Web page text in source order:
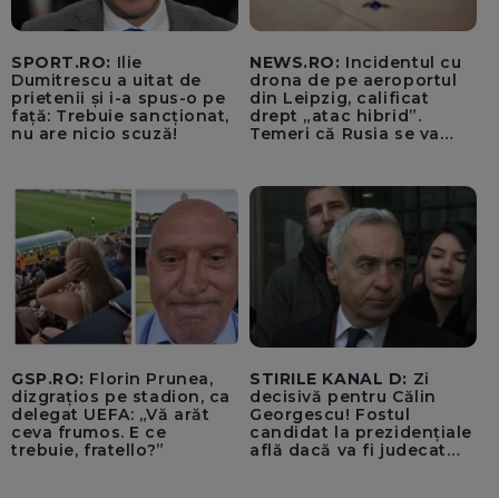
SPORT.RO: Ilie
Dumitrescu a uitat de
prietenii și i-a spus-o pe
față: Trebuie sancționat,
nu are nicio scuză!
NEWS.RO: Incidentul cu
drona de pe aeroportul
din Leipzig, calificat
drept „atac hibrid”.
Temeri că Rusia se va
neagă informațiile că
avioanele ucrainene din
apropierea dronei ar fi
fost încărcate cu muniție
GSP.RO: Florin Prunea,
dizgrațios pe stadion, ca
delegat UEFA: „Vă arăt
ceva frumos. E ce
trebuie, fratello?”
STIRILE KANAL D: Zi
decisivă pentru Călin
Georgescu! Fostul
candidat la prezidențiale
află dacă va fi judecat